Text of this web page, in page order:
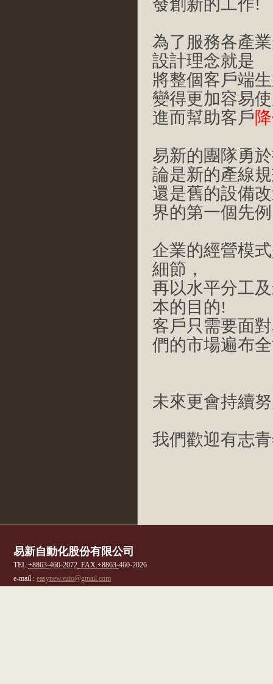
發創新的工作!
為了服務各產
設計理念就是
將整個客戶端
變得更加容易
進而幫助客戶
易新的團隊勇
論是新的產線
還是舊的設備
界的第一個先
企業的經營模
細節，
再以水平分工
本的目的!
客戶只需要面
們的市場遍布
未來更會持續
我們歡迎有志
易新自動化股份有限公司
TEL:+8863-460-2072 FAX:+8863-460-2026
e-mail : easynew.ezio@gmail.com